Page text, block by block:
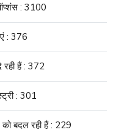
: 3100
: 376
रही हैं : 372
: 301
को बदल रही हैं : 229